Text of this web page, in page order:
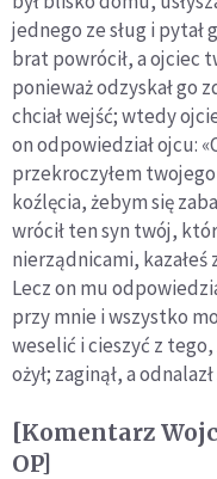
jednego ze sług i pytał
brat powrócił, a ojciec
ponieważ odzyskał go
chciał wejść; wtedy
on odpowiedział ojcu:
przekroczyłem
koźlęcia, żebym się
wrócił ten syn twój,
nierządnicami,
Lecz on mu
przy mnie i wszystko
weselić i cieszyć z
ożył; zaginął, a odnalazł
[Komentarz
OP]